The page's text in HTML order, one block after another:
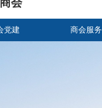
会
党建 商会服务